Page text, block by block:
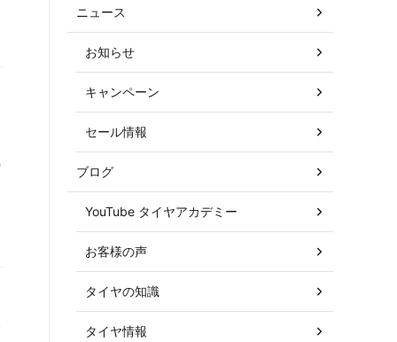
ニュース
お知らせ
キャンペーン
セール情報
ブログ
YouTube タイヤアカデミー
お客様の声
タイヤの知識
タイヤ情報